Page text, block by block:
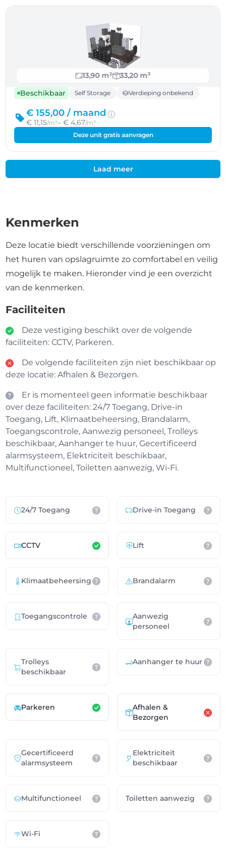
13,90 m²
33,20 m³
Beschikbaar
Self Storage Verdieping onbekend
€ 155,00 / maand
€ 11,15/m²– € 4,67/m³
Deze unit gratis aanvragen
Laad meer
Kenmerken
Deze locatie biedt verschillende voorzieningen om
het huren van opslagruimte zo comfortabel en veilig
mogelijk te maken. Hieronder vind je een overzicht
van de kenmerken.
Faciliteiten
Deze vestiging beschikt over de volgende
faciliteiten: CCTV, Parkeren.
De volgende faciliteiten zijn niet beschikbaar op
deze locatie: Afhalen & Bezorgen.
Er is momenteel geen informatie beschikbaar
over deze faciliteiten: 24/7 Toegang, Drive-in
Toegang, Lift, Klimaatbeheersing, Brandalarm,
Toegangscontrole, Aanwezig personeel, Trolleys
beschikbaar, Aanhanger te huur, Gecertificeerd
alarmsysteem, Elektriciteit beschikbaar,
Multifunctioneel, Toiletten aanwezig, Wi-Fi.
24/7 Toegang Drive-in Toegang
CCTV Lift
Klimaatbeheersing Brandalarm
Toegangscontrole
Aanwezig
personeel
Trolleys
beschikbaar
Aanhanger te huur
Parkeren
Afhalen &
Bezorgen
Gecertificeerd
alarmsysteem
Elektriciteit
beschikbaar
Multifunctioneel Toiletten aanwezig
Wi-Fi